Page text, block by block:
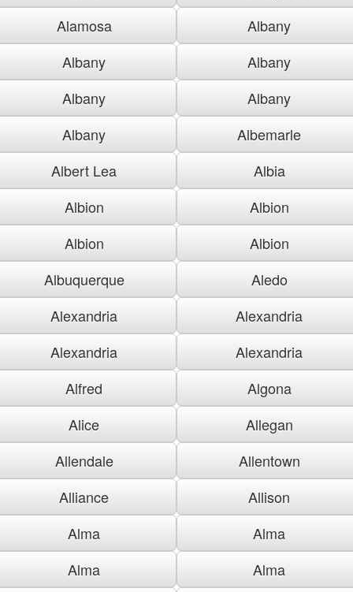
Alamosa
Albany
Albany
Albany
Albany
Albany
Albany
Albemarle
Albert Lea
Albia
Albion
Albion
Albion
Albion
Albuquerque
Aledo
Alexandria
Alexandria
Alexandria
Alexandria
Alfred
Algona
Alice
Allegan
Allendale
Allentown
Alliance
Allison
Alma
Alma
Alma
Alma